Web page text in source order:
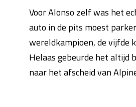
Voor Alonso zelf was het
auto in de pits moest
wereldkampioen, de vijfde
Helaas gebeurde het altijd
naar het afscheid van